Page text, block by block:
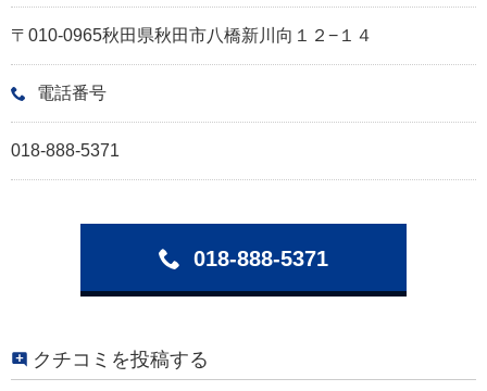
〒010-0965秋田県秋田市八橋新川向１２−１４
電話番号
018-888-5371
018-888-5371
クチコミを投稿する